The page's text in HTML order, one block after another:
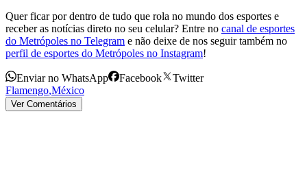
Quer ficar por dentro de tudo que rola no mundo dos esportes e
receber as notícias direto no seu celular? Entre no canal de esportes
do Metrópoles no Telegram e não deixe de nos seguir também no
perfil de esportes do Metrópoles no Instagram!
Enviar no WhatsApp Facebook
Twitter
Flamengo,México
Ver Comentários